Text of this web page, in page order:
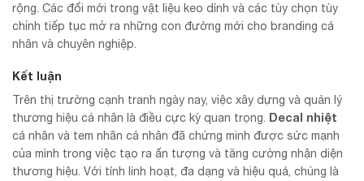
rộng. Các đổi mới trong vật liệu keo dính và các tùy chọn tùy
chỉnh tiếp tục mở ra những con đường mới cho branding cá
nhân và chuyên nghiệp.
Kết luận
Trên thị trường cạnh tranh ngày nay, việc xây dựng và quản lý
thương hiệu cá nhân là điều cực kỳ quan trọng. Decal nhiệt
cá nhân và tem nhãn cá nhân đã chứng minh được sức mạnh
của mình trong việc tạo ra ấn tượng và tăng cường nhận diện
thương hiệu. Với tính linh hoạt, đa dạng và hiệu quả, chúng là